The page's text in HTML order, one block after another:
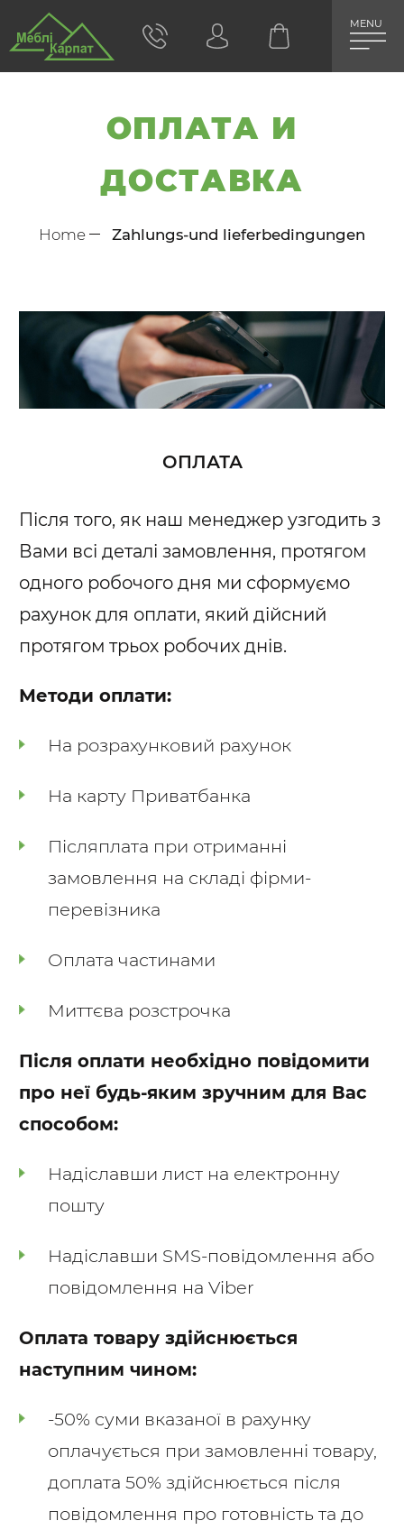
MENU
ОПЛАТА И
ДОСТАВКА
Home Zahlungs-und lieferbedingungen
ОПЛАТА
Після того, як наш менеджер узгодить з
Вами всі деталі замовлення, протягом
одного робочого дня ми сформуємо
рахунок для оплати, який дійсний
протягом трьох робочих днів.
Методи оплати:
На розрахунковий рахунок
На карту Приватбанка
Післяплата при отриманні
замовлення на складі фірми-
перевізника
Оплата частинами
Миттєва розстрочка
Після оплати необхідно повідомити
про неї будь-яким зручним для Вас
способом:
Надіславши лист на електронну
пошту
Надіславши SMS-повідомлення або
повідомлення на Viber
Оплата товару здійснюється
наступним чином:
-50% суми вказаної в рахунку
оплачується при замовленні товару,
доплата 50% здійснюється після
повідомлення про готовність та до